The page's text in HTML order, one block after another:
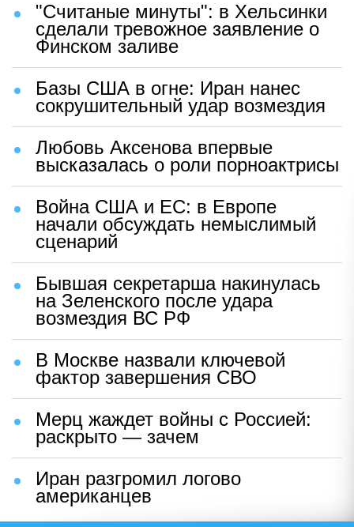
"Считаные минуты": в Хельсинки
сделали тревожное заявление о
Финском заливе
Базы США в огне: Иран нанес
сокрушительный удар возмездия
Любовь Аксенова впервые
высказалась о роли порноактрисы
Война США и ЕС: в Европе
начали обсуждать немыслимый
сценарий
Бывшая секретарша накинулась
на Зеленского после удара
возмездия ВС РФ
В Москве назвали ключевой
фактор завершения СВО
Мерц жаждет войны с Россией:
раскрыто — зачем
Иран разгромил логово
американцев